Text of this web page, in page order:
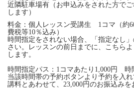
近隣駐車場有（お申込みをされた方で
します）
料金：個人レッスン受講生 1コマ（約
費税等10％込み）
時間指定をされない場合、「指定なし
さい。レッスンの前日までに、こちら
します。
時間指定パス：1コマあたり1,000円 時
当該時間帯の予約ボタンより予約を入
講料とあわせて、23,000円のお振込みを